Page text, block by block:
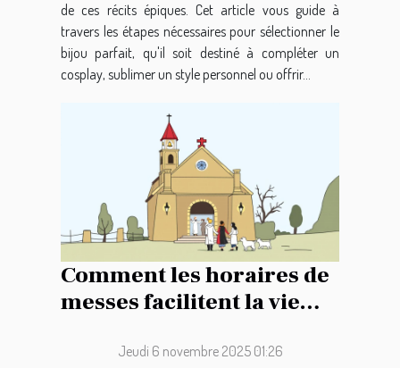
de ces récits épiques. Cet article vous guide à
travers les étapes nécessaires pour sélectionner le
bijou parfait, qu'il soit destiné à compléter un
cosplay, sublimer un style personnel ou offrir...
Comment les horaires de
messes facilitent la vie
Jeudi 6 novembre 2025 01:26